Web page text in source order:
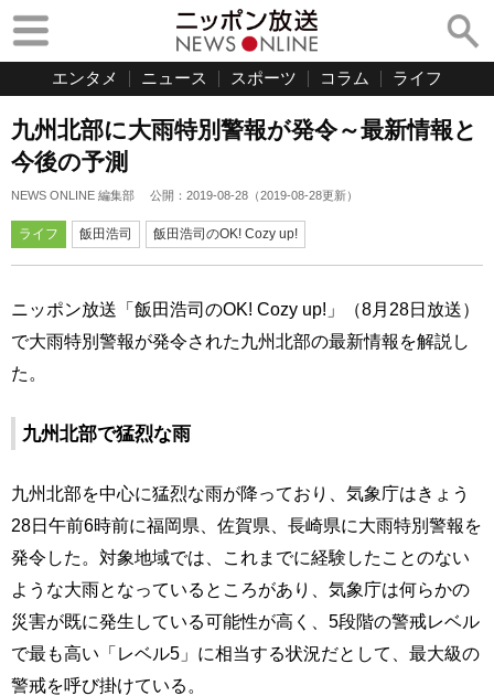
エンタメ ニュース スポーツ コラム ライフ
九州北部に大雨特別警報が発令～最新情報と
今後の予測
NEWS ONLINE 編集部 公開： 2019-08-28 （2019-08-28更新）
ライフ 飯田浩司 飯田浩司のOK! Cozy up!
ニッポン放送「飯田浩司のOK! Cozy up!」（8月28日放送）
で大雨特別警報が発令された九州北部の最新情報を解説し
た。
九州北部で猛烈な雨
九州北部を中心に猛烈な雨が降っており、気象庁はきょう
28日午前6時前に福岡県、佐賀県、長崎県に大雨特別警報を
発令した。対象地域では、これまでに経験したことのない
ような大雨となっているところがあり、気象庁は何らかの
災害が既に発生している可能性が高く、5段階の警戒レベル
で最も高い「レベル5」に相当する状況だとして、最大級の
警戒を呼び掛けている。